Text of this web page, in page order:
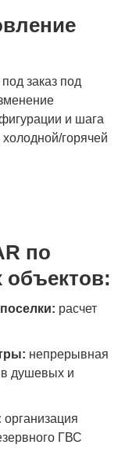
заказ под
и шага
горячей
по
расчет
непрерывная
душевых и
организация
ГВС